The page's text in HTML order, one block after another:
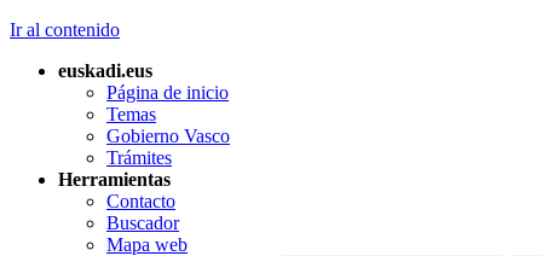
Ir al contenido
euskadi.eus
Página de inicio
Temas
Gobierno Vasco
Trámites
Herramientas
Contacto
Buscador
Mapa web